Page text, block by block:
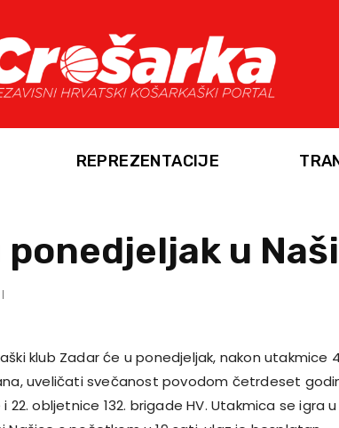
REPREZENTACIJE
u
klub Zadar će u ponedjeljak, nakon utakmice
uveličati svečanost povodom četrdeset
i 22. obljetnice 132. brigade HV. Utakmica se igra